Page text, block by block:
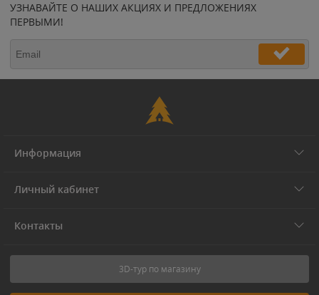
УЗНАВАЙТЕ О НАШИХ АКЦИЯХ И ПРЕДЛОЖЕНИЯХ
ПЕРВЫМИ!
Информация
Личный кабинет
Контакты
3D-тур по магазину